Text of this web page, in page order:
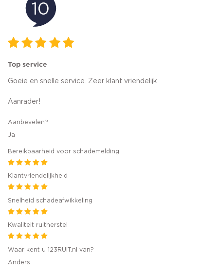
10
Top service
Goeie en snelle service. Zeer klant vriendelijk
Aanrader!
Aanbevelen?
Ja
Bereikbaarheid voor schademelding
Klantvriendelijkheid
Snelheid schadeafwikkeling
Kwaliteit ruitherstel
Waar kent u 123RUIT.nl van?
Anders